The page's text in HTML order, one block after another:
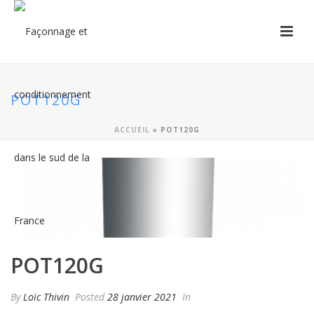
POT120G
ACCUEIL » POT120G
POT120G
By Loïc Thivin Posted 28 janvier 2021 In